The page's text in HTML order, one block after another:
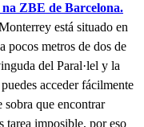
ZBE de Barcelona.
está situado en
pocos metros de dos de
del Paral·lel y la
acceder fácilmente
sobra que encontrar
tarea imposible, por eso